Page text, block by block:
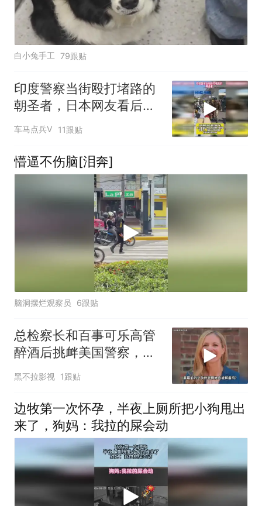
白小兔手工 79跟贴
印度警察当街殴打堵路的
朝圣者，日本网友看后却
羡慕不已
车马点兵V 11跟贴
懵逼不伤脑[泪奔]
脑洞摆烂观察员 6跟贴
总检察长和百事可乐高管
醉酒后挑衅美国警察，结
局舒适
黑不拉影视 1跟贴
边牧第一次怀孕，半夜上厕所把小狗甩出
来了，狗妈：我拉的屎会动